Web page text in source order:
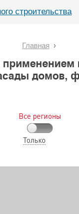
строительства
Главная
домов,
Все регионы
Только